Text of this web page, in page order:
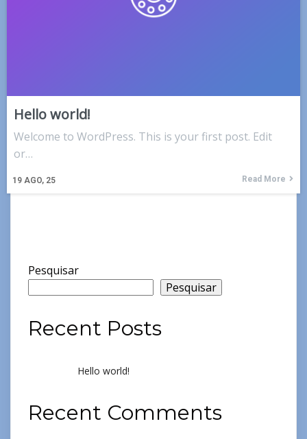
Hello world!
19 AGO, 25
Welcome to WordPress. This is your first post. Edit
or…
Read More
Pesquisar
Pesquisar
Recent Posts
Hello world!
Recent Comments